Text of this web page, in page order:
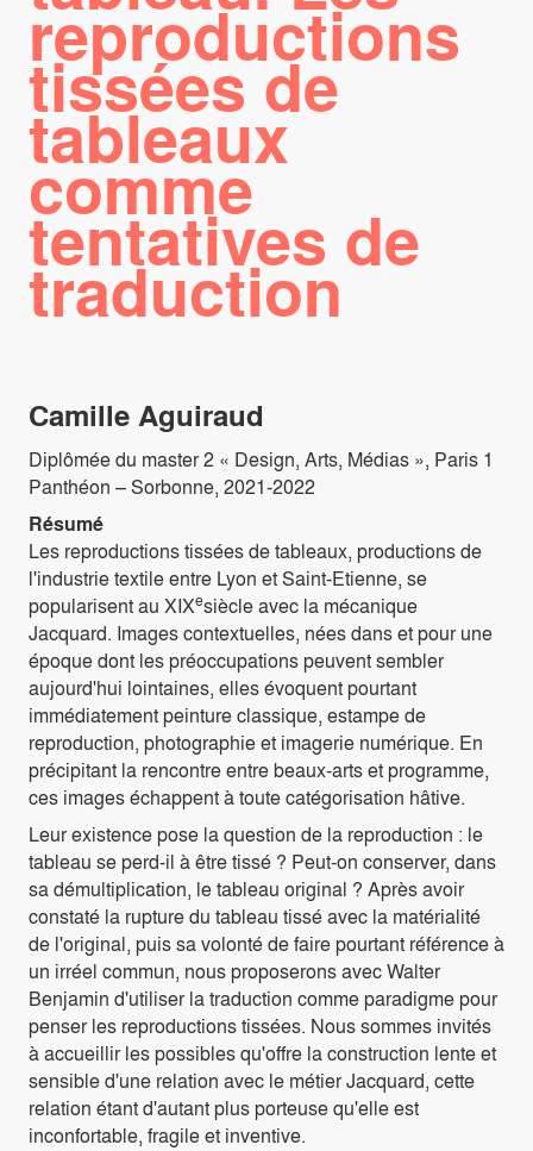
reproductions
tissées de
tableaux
comme
tentatives de
traduction
Camille Aguiraud
Diplômée du master 2 « Design, Arts, Médias », Paris 1
Panthéon – Sorbonne, 2021-2022
Résumé
Les reproductions tissées de tableaux, productions de
l'industrie textile entre Lyon et Saint-Etienne, se
popularisent au XIXesiècle avec la mécanique
Jacquard. Images contextuelles, nées dans et pour une
époque dont les préoccupations peuvent sembler
aujourd'hui lointaines, elles évoquent pourtant
immédiatement peinture classique, estampe de
reproduction, photographie et imagerie numérique. En
précipitant la rencontre entre beaux-arts et programme,
ces images échappent à toute catégorisation hâtive.
Leur existence pose la question de la reproduction : le
tableau se perd-il à être tissé ? Peut-on conserver, dans
sa démultiplication, le tableau original ? Après avoir
constaté la rupture du tableau tissé avec la matérialité
de l'original, puis sa volonté de faire pourtant référence à
un irréel commun, nous proposerons avec Walter
Benjamin d'utiliser la traduction comme paradigme pour
penser les reproductions tissées. Nous sommes invités
à accueillir les possibles qu'offre la construction lente et
sensible d'une relation avec le métier Jacquard, cette
relation étant d'autant plus porteuse qu'elle est
inconfortable, fragile et inventive.